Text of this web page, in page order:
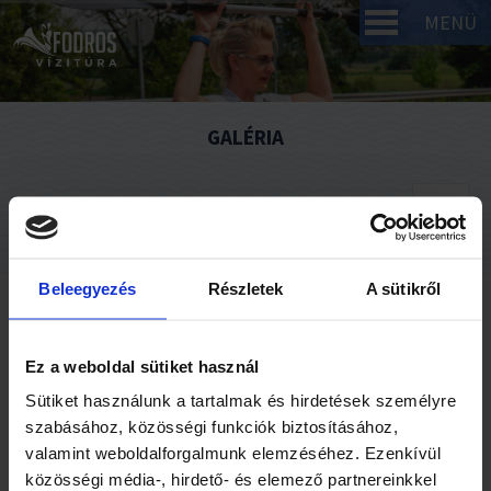
Beleegyezés Részletek A sütikről
Ez a weboldal sütiket használ
Sütiket használunk a tartalmak és hirdetések személyre
szabásához, közösségi funkciók biztosításához,
valamint weboldalforgalmunk elemzéséhez. Ezenkívül
közösségi média-, hirdető- és elemező partnereinkkel
MENÜ
GALÉRIA
FodoRekreátor Kft.
Fodor Krisztina
Cím: 8749 Zalakaros, Zalagyöngye utca 48. a. ép. fsz 2.
Telefon:+36 30 993 2471